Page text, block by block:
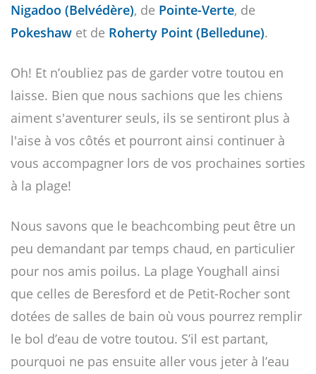
Nigadoo (Belvédère), de Pointe-Verte, de
Pokeshaw et de Roherty Point (Belledune).
Oh! Et n’oubliez pas de garder votre toutou en
laisse. Bien que nous sachions que les chiens
aiment s'aventurer seuls, ils se sentiront plus à
l'aise à vos côtés et pourront ainsi continuer à
vous accompagner lors de vos prochaines sorties
à la plage!
Nous savons que le beachcombing peut être un
peu demandant par temps chaud, en particulier
pour nos amis poilus. La plage Youghall ainsi
que celles de Beresford et de Petit-Rocher sont
dotées de salles de bain où vous pourrez remplir
le bol d’eau de votre toutou. S’il est partant,
pourquoi ne pas ensuite aller vous jeter à l’eau